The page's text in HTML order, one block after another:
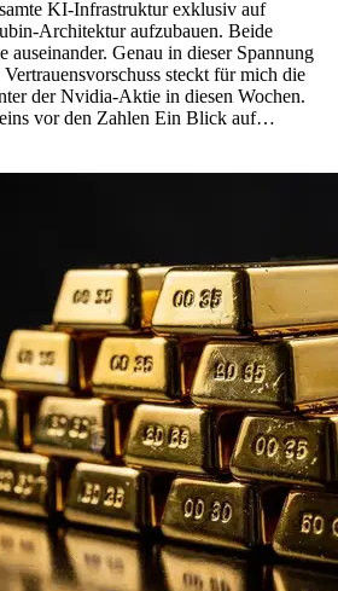
KI-Infrastruktur exklusiv auf
Architektur aufzubauen. Beide
auseinander. Genau in dieser Spannung
steckt für mich die
der Nvidia-Aktie in diesen Wochen.
vor den Zahlen Ein Blick auf…